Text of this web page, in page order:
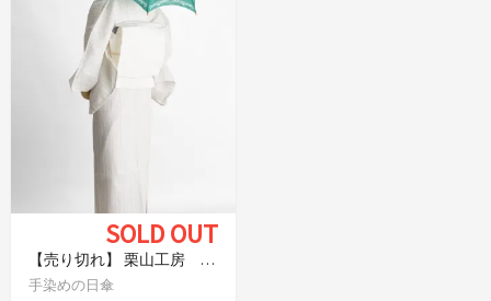
SOLD OUT
【売り切れ】 栗山工房 和染紅型日傘 飾り木
手染めの日傘